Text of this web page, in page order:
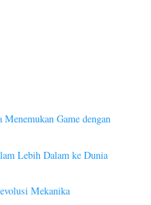
Game dengan
Lebih Dalam ke Dunia
Mekanika